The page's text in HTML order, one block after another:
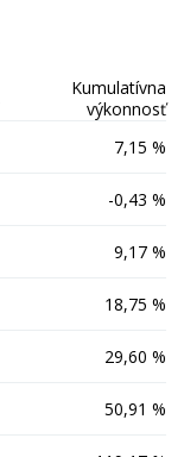
Kumulatívna
výkonnosť
7,15 %
-0,43 %
9,17 %
18,75 %
29,60 %
50,91 %